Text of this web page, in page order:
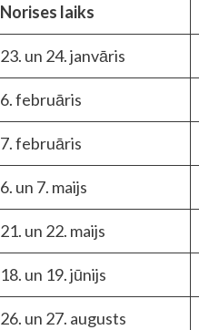
Norises laiks
23. un 24. janvāris
6. februāris
7. februāris
6. un 7. maijs
21. un 22. maijs
18. un 19. jūnijs
26. un 27. augusts